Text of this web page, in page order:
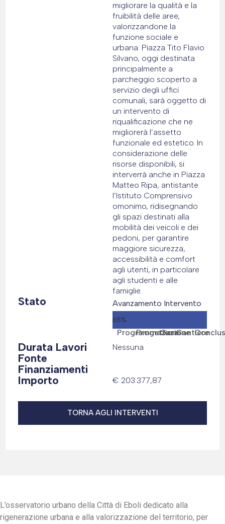
migliorare la qualità e la
fruibilità delle aree,
valorizzandone la
funzione sociale e
urbana. Piazza Tito Flavio
Silvano, oggi destinata
principalmente a
parcheggio scoperto a
servizio degli uffici
comunali, sarà oggetto di
un intervento di
riqualificazione che ne
migliorerà l’assetto
funzionale ed estetico. In
considerazione delle
risorse disponibili, si
interverrà anche in Piazza
Matteo Ripa, antistante
l’Istituto Comprensivo
omonimo, ridisegnando
gli spazi destinati alla
mobilità dei veicoli e dei
pedoni, per garantire
maggiore sicurezza,
accessibilità e comfort
agli utenti, in particolare
agli studenti e alle
famiglie.
Stato Avanzamento Intervento
65%
Programmazione
Progettazione
GaraCantiere
Durata Lavori Nessuna
Fonte
Finanziamenti
Importo
€ 203.377,87
TORNA AGLI INTERVENTI
L’osservatorio urbano della Città di Eboli dedicato alla
rigenerazione urbana e alla valorizzazione del territorio, per